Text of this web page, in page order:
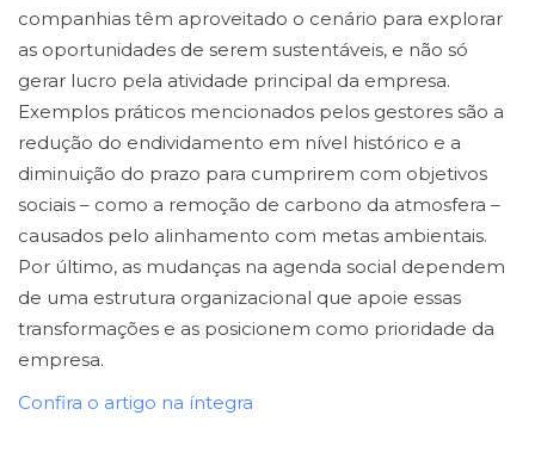
companhias têm aproveitado o cenário para explorar
as oportunidades de serem sustentáveis, e não só
gerar lucro pela atividade principal da empresa.
Exemplos práticos mencionados pelos gestores são a
redução do endividamento em nível histórico e a
diminuição do prazo para cumprirem com objetivos
sociais – como a remoção de carbono da atmosfera –
causados pelo alinhamento com metas ambientais.
Por último, as mudanças na agenda social dependem
de uma estrutura organizacional que apoie essas
transformações e as posicionem como prioridade da
empresa.
Confira o artigo na íntegra